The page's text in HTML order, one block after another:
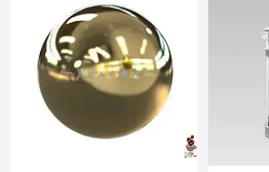
Можна доповнювати наборами
ребер (продаються окремо)
Створено в Китаї для HARIO
Порада від кавових експертів:
Експериментуйте з товщиною помелу
вливань. Для отримання більшої